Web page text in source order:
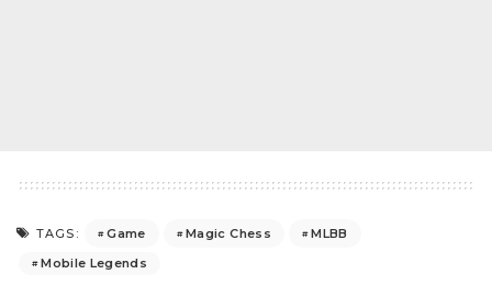
TAGS: Game Magic Chess
MLBB
Mobile Legends